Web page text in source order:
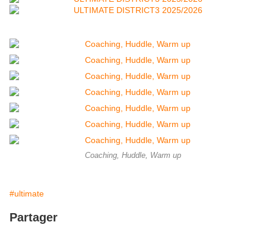
Coaching, Huddle, Warm up
#ultimate
Partager